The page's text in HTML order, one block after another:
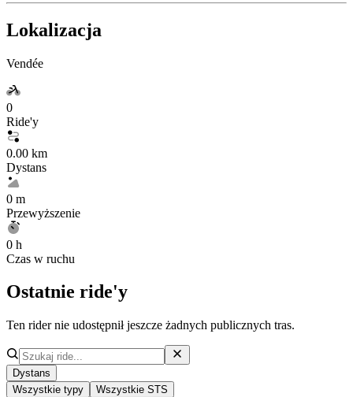
Lokalizacja
Vendée
0
Ride'y
0.00 km
Dystans
0 m
Przewyższenie
0 h
Czas w ruchu
Ostatnie ride'y
Ten rider nie udostępnił jeszcze żadnych publicznych tras.
Dystans
Wszystkie typy
Wszystkie STS